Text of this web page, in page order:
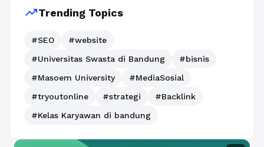
trending_upTrending Topics
#SEO
#website
#Universitas Swasta di Bandung
#bisnis
#Masoem University
#MediaSosial
#tryoutonline
#strategi
#Backlink
#Kelas Karyawan di bandung